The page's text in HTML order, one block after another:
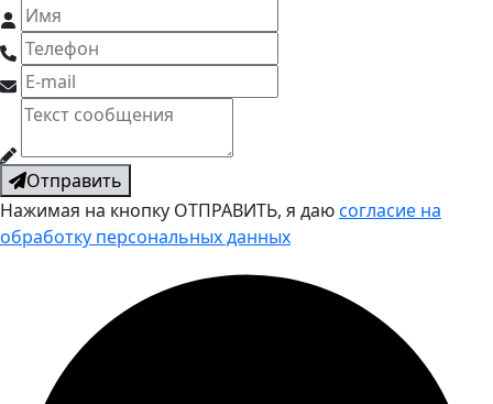
Отправить
Нажимая на кнопку ОТПРАВИТЬ, я даюсогласие на
обработку персональных данных